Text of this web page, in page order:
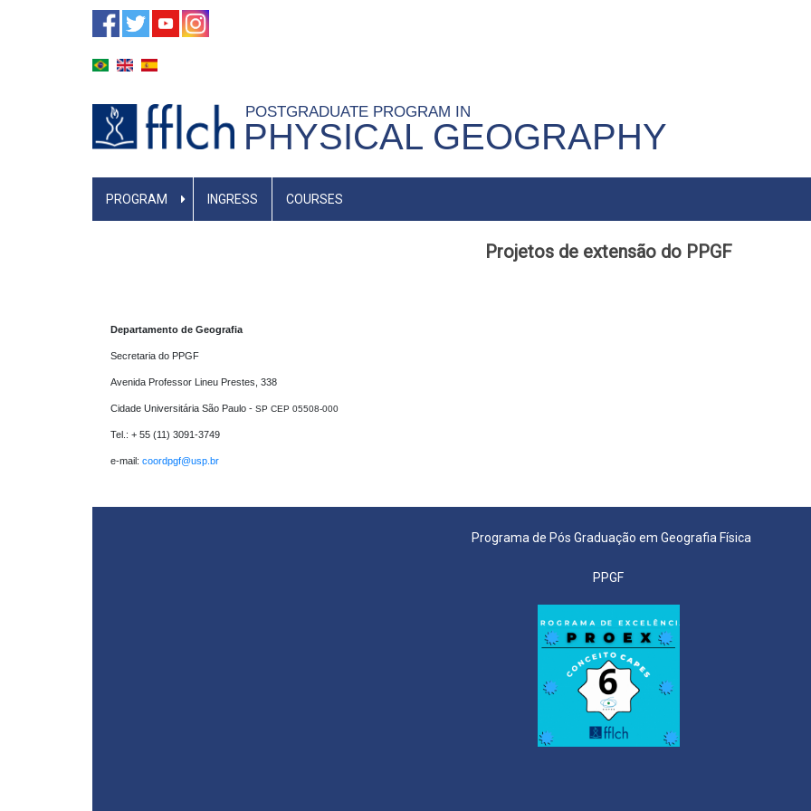
POSTGRADUATE PROGRAM IN
PHYSICAL GEOGRAPHY
MAIN
PROGRAM INGRESS COURSES
Projetos de extensão do PPGF
Departamento de Geografia
Secretaria do PPGF
Avenida Professor Lineu Prestes, 338
Cidade Universitária São Paulo - SP CEP 05508-000
Tel.: + 55 (11) 3091-3749
e-mail: coordpgf@usp.br
Programa de Pós Graduação em Geografia Física
PPGF